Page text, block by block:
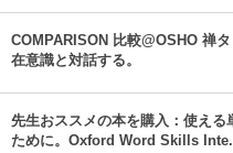
COMPARISON 比較@OSHO 禅
在意識と対話する。
先生おススメの本を購入：使える
ために。Oxford Word Skills